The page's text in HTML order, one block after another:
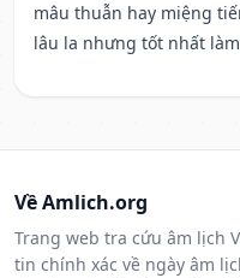
mâu thuẫn hay miệng
lâu la nhưng tốt nhất
Về Amlich.org
Trang web tra cứu âm lịch
tin chính xác về ngày âm